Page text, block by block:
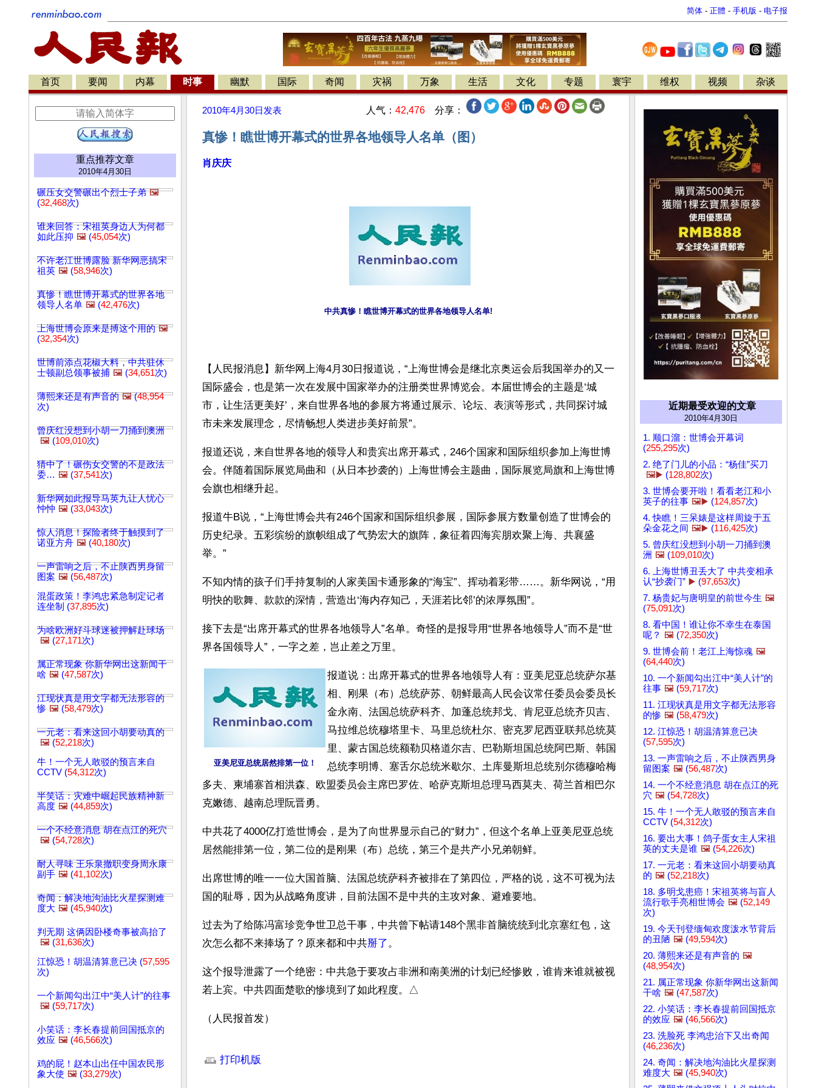
简体 - 正體 - 手机版 - 电子报
首页 要闻 内幕 时事 幽默 国际 奇闻 灾祸 万象 生活 文化 专题 寰宇 维权 视频 杂谈
重点推荐文章
2010年4月30日
碾压女交警碾出个烈士子弟 🖼️
(32,468次)
谁来回答：宋祖英身边人为何都
如此压抑 🖼️ (45,054次)
不许老江世博露脸 新华网恶搞宋
祖英 🖼️ (58,946次)
真惨！瞧世博开幕式的世界各地
领导人名单 🖼️ (42,476次)
上海世博会原来是搏这个用的 🖼️
(32,354次)
世博前添点花椒大料，中共驻休
士顿副总领事被捕 🖼️ (34,651次)
薄熙来还是有声音的 🖼️(48,954
次)
曾庆红没想到小胡一刀捅到澳洲
🖼️ (109,010次)
猜中了！碾伤女交警的不是政法
委… 🖼️ (37,541次)
新华网如此报导马英九让人忧心
忡忡 🖼️ (33,043次)
惊人消息！探险者终于触摸到了
诺亚方舟 🖼️ (40,180次)
一声雷响之后，不止陕西男身留
图案 🖼️ (56,487次)
混蛋政策！李鸿忠紧急制定记者
连坐制 (37,895次)
为啥欧洲好斗球迷被押解赴球场
🖼️ (27,171次)
属正常现象 你新华网出这新闻干
啥 🖼️ (47,587次)
江现状真是用文字都无法形容的
惨 🖼️ (58,479次)
一元老：看来这回小胡要动真的
🖼️ (52,218次)
牛！一个无人敢驳的预言来自
CCTV (54,312次)
半笑话：灾难中崛起民族精神新
高度 🖼️ (44,859次)
一个不经意消息 胡在点江的死穴
🖼️ (54,728次)
耐人寻味 王乐泉撤职变身周永康
副手 🖼️ (41,102次)
奇闻：解决地沟油比火星探测难
度大 🖼️ (45,940次)
判无期 这俩因卧楼奇事被高抬了
🖼️ (31,636次)
江惊恐！胡温清算意已决 (57,595
次)
一个新闻勾出江中“美人计”的往事
🖼️ (59,717次)
小笑话：李长春提前回国抵京的
效应 🖼️ (46,566次)
鸡的屁！赵本山出任中国农民形
象大使 🖼️ (33,279次)
2010年4月30日 发表 人气： 42,476 分享：
真惨！瞧世博开幕式的世界各地领导人名单（图）
肖庆庆
中共真惨！瞧世博开幕式的世界各地领导人名单!
【人民报消息】新华网上海4月30日报道说，“上海世博会是继北京奥运会后我国举办的又一
国际盛会，也是第一次在发展中国家举办的注册类世界博览会。本届世博会的主题是‘城
市，让生活更美好’，来自世界各地的参展方将通过展示、论坛、表演等形式，共同探讨城
市未来发展理念，尽情畅想人类进步美好前景”。
报道还说，来自世界各地的领导人和贵宾出席开幕式，246个国家和国际组织参加上海世博
会。伴随着国际展览局曲和（从日本抄袭的）上海世博会主题曲，国际展览局旗和上海世博
会旗也相继升起。
报道牛B说，“上海世博会共有246个国家和国际组织参展，国际参展方数量创造了世博会的
历史纪录。五彩缤纷的旗帜组成了气势宏大的旗阵，象征着四海宾朋欢聚上海、共襄盛
举。”
不知内情的孩子们手持复制的人家美国卡通形象的“海宝”、挥动着彩带……。新华网说，“用
明快的歌舞、款款的深情，营造出‘海内存知己，天涯若比邻’的浓厚氛围”。
接下去是“出席开幕式的世界各地领导人”名单。奇怪的是报导用“世界各地领导人”而不是“世
界各国领导人”，一字之差，岂止差之万里。
亚美尼亚总统居然排第一位！
报道说：出席开幕式的世界各地领导人有：亚美尼亚总统萨尔基
相、刚果（布）总统萨苏、朝鲜最高人民会议常任委员会委员长
金永南、法国总统萨科齐、加蓬总统邦戈、肯尼亚总统齐贝吉、
马拉维总统穆塔里卡、马里总统杜尔、密克罗尼西亚联邦总统莫
里、蒙古国总统额勒贝格道尔吉、巴勒斯坦国总统阿巴斯、韩国
总统李明博、塞舌尔总统米歇尔、土库曼斯坦总统别尔德穆哈梅
多夫、柬埔寨首相洪森、欧盟委员会主席巴罗佐、哈萨克斯坦总理马西莫夫、荷兰首相巴尔
克嫩德、越南总理阮晋勇。
中共花了4000亿打造世博会，是为了向世界显示自己的“财力”，但这个名单上亚美尼亚总统
居然能排第一位，第二位的是刚果（布）总统，第三个是共产小兄弟朝鲜。
出席世博的唯一一位大国首脑、法国总统萨科齐被排在了第四位，严格的说，这不可视为法
国的耻辱，因为从战略角度讲，目前法国不是中共的主攻对象、避难要地。
过去为了给陈冯富珍竞争世卫总干事，中共曾下帖请148个黑非首脑统统到北京塞红包，这
次怎么都不来捧场了？原来都和中共掰了。
这个报导泄露了一个绝密：中共急于要攻占非洲和南美洲的计划已经惨败，谁肯来谁就被视
若上宾。中共四面楚歌的惨境到了如此程度。△
（人民报首发）
打印机版
近期最受欢迎的文章
2010年4月30日
1. 顺口溜：世博会开幕词
(255,295次)
2. 绝了门儿的小品：“杨佳”买刀
🖼️▶️ (128,802次)
3. 世博会要开啦！看看老江和小
英子的往事 🖼️▶️ (124,857次)
4. 快瞧！三呆婊是这样周旋于五
朵金花之间 🖼️▶️ (116,425次)
5. 曾庆红没想到小胡一刀捅到澳
洲 🖼️ (109,010次)
6. 上海世博丑丢大了 中共变相承
认“抄袭门” ▶️ (97,653次)
7. 杨贵妃与唐明皇的前世今生 🖼️
(75,091次)
8. 看中国！谁让你不幸生在泰国
呢？ 🖼️ (72,350次)
9. 世博会前！老江上海惊魂 🖼️
(64,440次)
10. 一个新闻勾出江中“美人计”的
往事 🖼️ (59,717次)
11. 江现状真是用文字都无法形容
的惨 🖼️ (58,479次)
12. 江惊恐！胡温清算意已决
(57,595次)
13. 一声雷响之后，不止陕西男身
留图案 🖼️ (56,487次)
14. 一个不经意消息 胡在点江的死
穴 🖼️ (54,728次)
15. 牛！一个无人敢驳的预言来自
CCTV (54,312次)
16. 要出大事！鸽子蛋女主人宋祖
英的丈夫是谁 🖼️ (54,226次)
17. 一元老：看来这回小胡要动真
的 🖼️ (52,218次)
18. 多明戈患癌！宋祖英将与盲人
流行歌手亮相世博会 🖼️ (52,149
次)
19. 今天刊登缅甸欢度泼水节背后
的丑陋 🖼️ (49,594次)
20. 薄熙来还是有声音的 🖼️
(48,954次)
21. 属正常现象 你新华网出这新闻
干啥 🖼️ (47,587次)
22. 小笑话：李长春提前回国抵京
的效应 🖼️ (46,566次)
23. 洗脸死 李鸿忠治下又出奇闻
(46,236次)
24. 奇闻：解决地沟油比火星探测
难度大 🖼️ (45,940次)